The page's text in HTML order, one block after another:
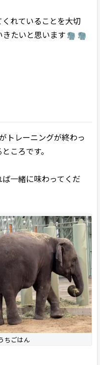
れていることを大切
たいと思います
トレーニングが終わっ
ころです。
一緒に味わってくだ
ちごはん